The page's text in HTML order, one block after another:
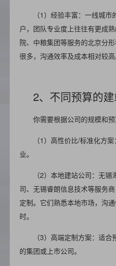
（1） 经验丰富：一线城市
户，团队专业度上往往有更成
院、中粮集团等服务的北京分
很多，沟通效率及成本相对较高
2、不同预算的
你需要根据公司的规模和
（1） 高性价比/标准化方
业。
（2） 本地建站公司： 无锡
司、无锡睿朗信息技术等服务
定制。它们熟悉本地市场，沟
时。
（3） 高端定制方案：适合
的集团或上市公司。